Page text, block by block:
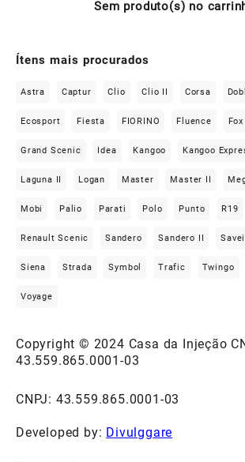
Sem produto(s) no
Ítens mais procurados
Astra Captur Clio Clio II Corsa
Ecosport Fiesta FIORINO Fluence Fox
Grand Scenic Idea Kangoo Kangoo
Laguna II Logan Master Master II
Mobi Palio Parati Polo Punto R19
Renault Scenic Sandero Sandero II
Siena Strada Symbol Trafic Twingo
Voyage
Copyright © 2024 Casa da Injeção
43.559.865.0001-03
CNPJ: 43.559.865.0001-03
Developed by: Divulggare